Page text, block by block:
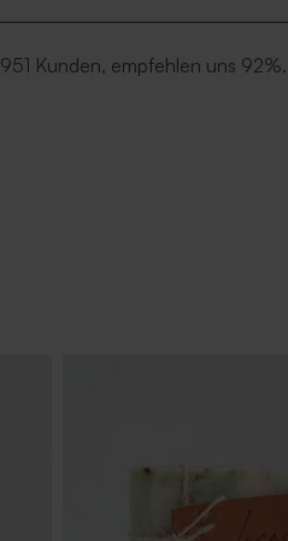
Kunden, empfehlen uns 92%.